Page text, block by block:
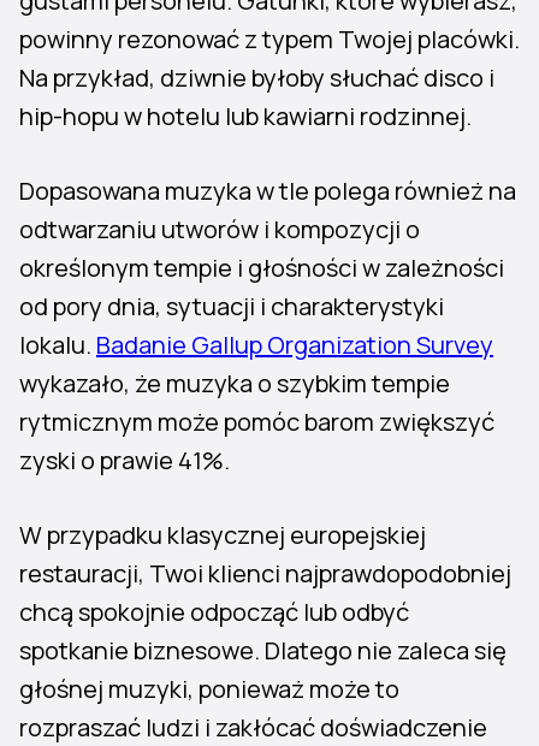
powinny rezonować z typem Twojej placówki.
Na przykład, dziwnie byłoby słuchać disco i
hip-hopu w hotelu lub kawiarni rodzinnej.
Dopasowana muzyka w tle polega również na
odtwarzaniu utworów i kompozycji o
określonym tempie i głośności w zależności
od pory dnia, sytuacji i charakterystyki
lokalu. Badanie Gallup Organization Survey
wykazało, że muzyka o szybkim tempie
rytmicznym może pomóc barom zwiększyć
zyski o prawie 41%.
W przypadku klasycznej europejskiej
restauracji, Twoi klienci najprawdopodobniej
chcą spokojnie odpocząć lub odbyć
spotkanie biznesowe. Dlatego nie zaleca się
głośnej muzyki, ponieważ może to
rozpraszać ludzi i zakłócać doświadczenie